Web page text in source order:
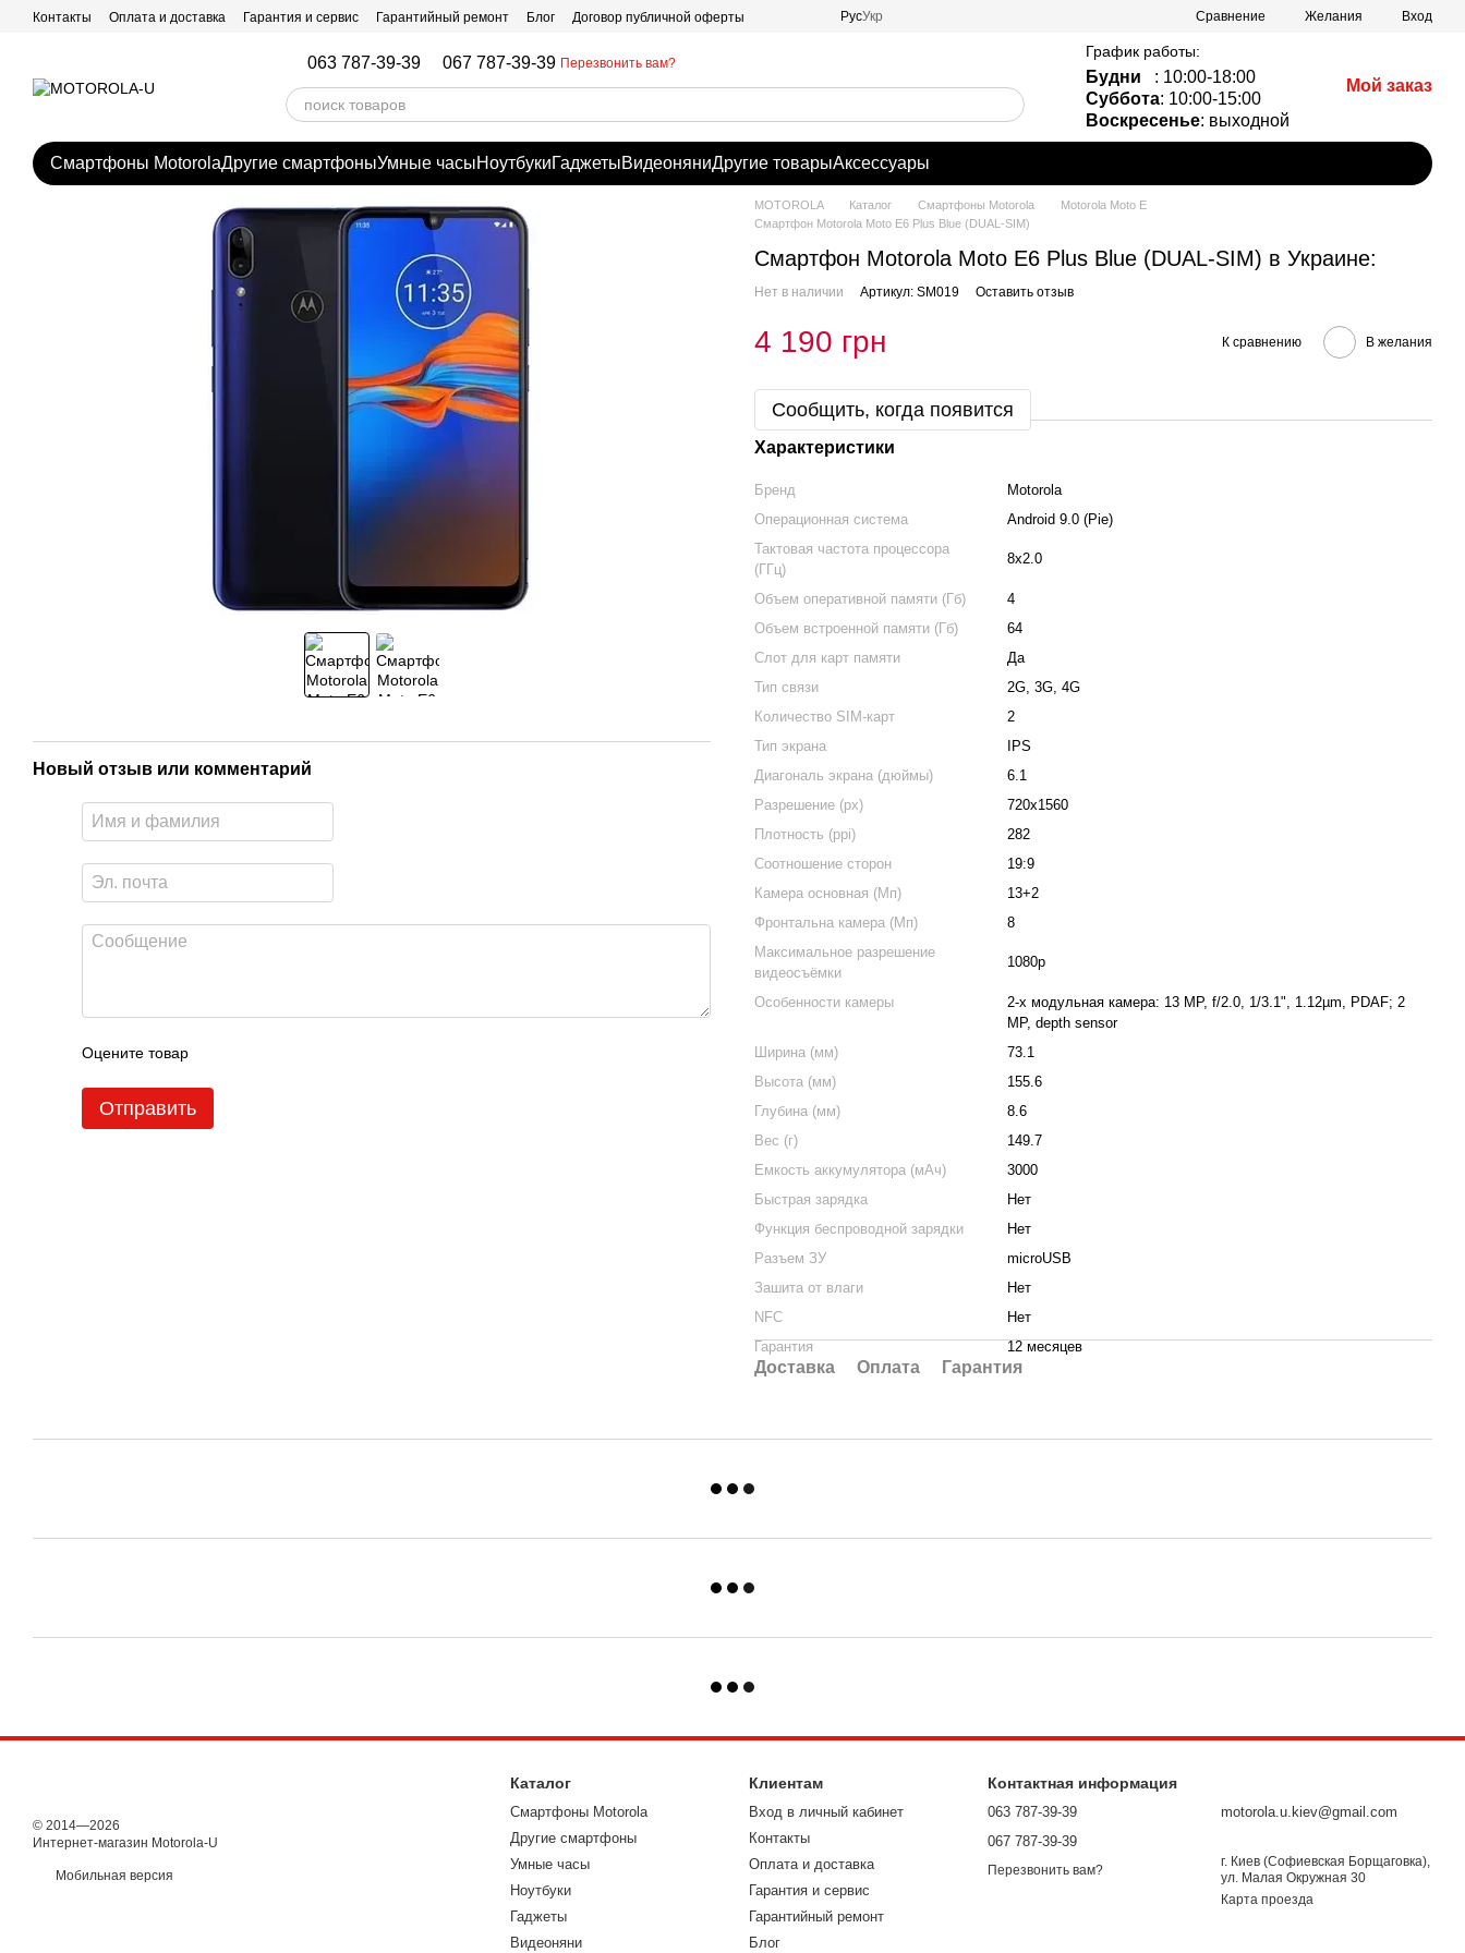
Перейти к основному контенту
Контакты Оплата и доставка Гарантия и сервис Гарантийный ремонт Блог Договор публичной оферты РусУкр Сравнение Желания Вход
063 787-39-39 067 787-39-39 Перезвонить вам?
График работы:
Будни
: 10:00-18:00
Суббота: 10:00-15:00
Воскресенье: выходной
Мой заказ
Смартфоны MotorolaДругие смартфоныУмные часыНоутбукиГаджетыВидеоняниДругие товарыАксессуары
Новый отзыв или комментарий
Оцените товар
Отправить
MOTOROLA Каталог Смартфоны Motorola
Motorola Moto E
Смартфон Motorola Moto E6 Plus Blue (DUAL-SIM)
Смартфон Motorola Moto E6 Plus Blue (DUAL-SIM) в Украине:
Нет в наличии Артикул: SM019 Оставить отзыв
4 190 грн К сравнению В желания
Сообщить, когда появится
Характеристики
Бренд
Motorola
Операционная система
Android 9.0 (Pie)
Тактовая частота процессора
(ГГц)
8x2.0
Объем оперативной памяти (Гб)
4
Объем встроенной памяти (Гб)
64
Слот для карт памяти
Да
Тип связи
2G, 3G, 4G
Количество SIM-карт
2
Тип экрана
IPS
Диагональ экрана (дюймы)
6.1
Разрешение (px)
720x1560
Плотность (ppi)
282
Соотношение сторон
19:9
Камера основная (Мп)
13+2
Фронтальна камера (Мп)
8
Максимальное разрешение
видеосъёмки
1080p
Особенности камеры
2-х модульная камера: 13 MP, f/2.0, 1/3.1", 1.12µm, PDAF; 2
MP, depth sensor
Ширина (мм)
73.1
Высота (мм)
155.6
Глубина (мм)
8.6
Вес (г)
149.7
Емкость аккумулятора (мАч)
3000
Быстрая зарядка
Нет
Функция беспроводной зарядки
Нет
Разъем ЗУ
microUSB
Зашита от влаги
Нет
NFC
Нет
Гарантия
12 месяцев
Доставка Оплата Гарантия
© 2014—2026
Интернет-магазин Motorola-U
Мобильная версия
Каталог
Смартфоны Motorola
Другие смартфоны
Умные часы
Ноутбуки
Гаджеты
Видеоняни
Клиентам
Вход в личный кабинет
Контакты
Оплата и доставка
Гарантия и сервис
Гарантийный ремонт
Блог
Контактная информация
063 787-39-39
067 787-39-39
Перезвонить вам?
motorola.u.kiev@gmail.com
г. Киев (Софиевская Борщаговка),
ул. Малая Окружная 30
Карта проезда